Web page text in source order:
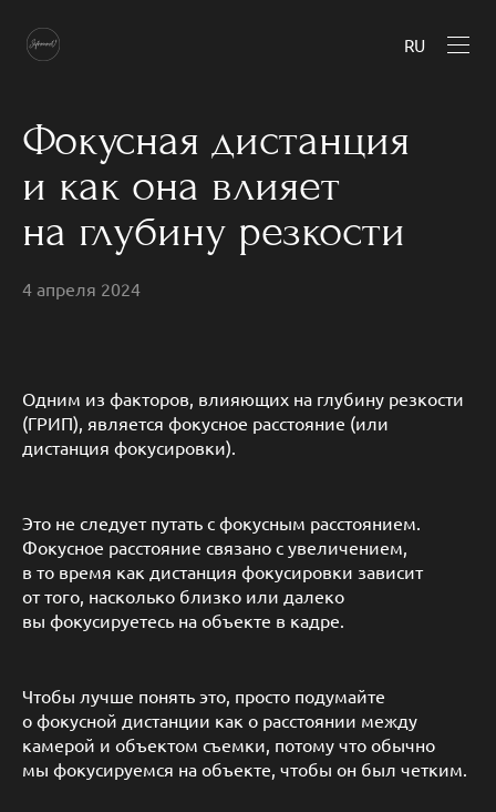
RU
Фокусная дистанция
и как она влияет
на глубину резкости
4 апреля 2024
Одним из факторов, влияющих на глубину резкости
(ГРИП), является фокусное расстояние (или
дистанция фокусировки).
Это не следует путать с фокусным расстоянием.
Фокусное расстояние связано с увеличением,
в то время как дистанция фокусировки зависит
от того, насколько близко или далеко
вы фокусируетесь на объекте в кадре.
Чтобы лучше понять это, просто подумайте
о фокусной дистанции как о расстоянии между
камерой и объектом съемки, потому что обычно
мы фокусируемся на объекте, чтобы он был четким.